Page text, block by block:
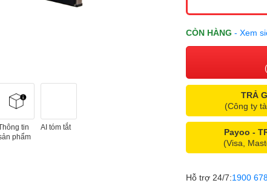
tin
phẩm
AI tóm tắt
CÒN HÀNG - Xem
TRẢ
(Công ty
Payoo -
(Visa,
Hỗ trợ 24/7:1900